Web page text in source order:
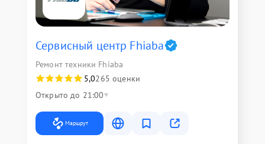
Сервисный центр Fhiaba
Ремонт техники Fhiaba
5,0265 оценки
Открыто до 21:00
Маршрут